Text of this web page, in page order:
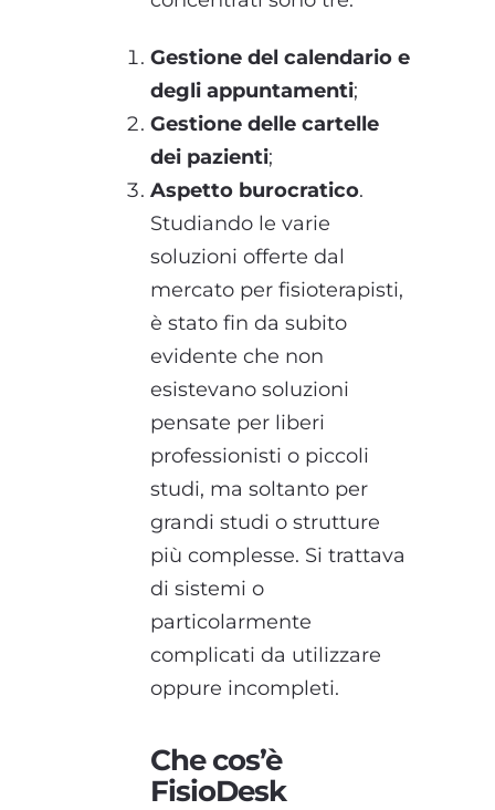
Gestione del calendario e
degli appuntamenti;
Gestione delle cartelle
dei pazienti;
Aspetto burocratico.
Studiando le varie
soluzioni offerte dal
mercato per fisioterapisti,
è stato fin da subito
evidente che non
esistevano soluzioni
pensate per liberi
professionisti o piccoli
studi, ma soltanto per
grandi studi o strutture
più complesse. Si trattava
di sistemi o
particolarmente
complicati da utilizzare
oppure incompleti.
Che cos’è
FisioDesk